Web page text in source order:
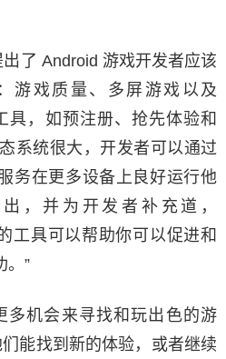
了 Android 游戏开发者应该
游戏质量、多屏游戏以及
具，如预注册、抢先体验和
系统很大，开发者可以通过
务在更多设备上良好运行他
，并为开发者补充道，
工具可以帮助你可以促进和
。”
多机会来寻找和玩出色的游
能找到新的体验，或者继续